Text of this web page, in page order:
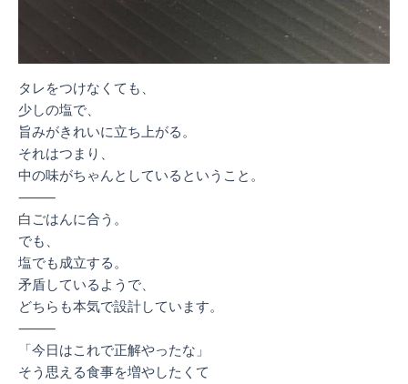
タレをつけなくても、
少しの塩で、
旨みがきれいに立ち上がる。
それはつまり、
中の味がちゃんとしているということ。
⸻
白ごはんに合う。
でも、
塩でも成立する。
矛盾しているようで、
どちらも本気で設計しています。
⸻
「今日はこれで正解やったな」
そう思える食事を増やしたくて